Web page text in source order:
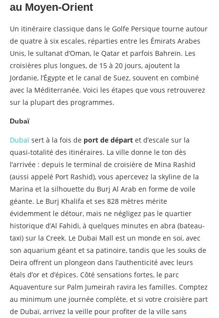
au Moyen-Orient
Un itinéraire classique dans le Golfe Persique tourne autour
de quatre à six escales, réparties entre les Émirats Arabes
Unis, le sultanat d’Oman, le Qatar et parfois Bahreïn. Les
croisières plus longues, de 15 à 20 jours, ajoutent la
Jordanie, l’Égypte et le canal de Suez, souvent en combiné
avec la Méditerranée. Voici les étapes que vous retrouverez
sur la plupart des programmes.
Dubaï
Dubaï sert à la fois de port de départ et d’escale sur la
quasi-totalité des itinéraires. La ville donne le ton dès
l’arrivée : depuis le terminal de croisière de Mina Rashid
(aussi appelé Port Rashid), vous apercevez la skyline de la
Marina et la silhouette du Burj Al Arab en forme de voile
géante. Le Burj Khalifa et ses 828 mètres mérite
évidemment le détour, mais ne négligez pas le quartier
historique d’Al Fahidi, à quelques minutes en abra (bateau-
taxi) sur la Creek. Le Dubai Mall est un monde en soi, avec
son aquarium géant et sa patinoire, tandis que les souks de
Deira offrent un plongeon dans l’authenticité avec leurs
étals d’or et d’épices. Côté sensations fortes, le parc
Aquaventure sur Palm Jumeirah ravira les familles. Comptez
au minimum une journée complète, et si votre croisière part
de Dubaï, arrivez la veille pour profiter de la ville sans